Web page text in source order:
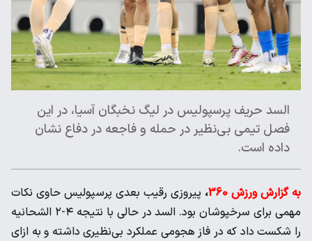
السد حریف پرسپولیس در لیگ نخبگان آسیا، در این
فصل تیمی بی‌نظیر در حمله و فاجعه در دفاع نشان
داده است.
به گزارش ورزش 360 ، پیروزی رقیب بعدی پرسپولیس حاوی نکات
مهمی برای سرخپوشان بود. السد در حالی با نتیجه ۴-۲ الشحانیه
را شکست داد که در فاز هجومی عملکرد بی‌نظیری داشته و به ازای